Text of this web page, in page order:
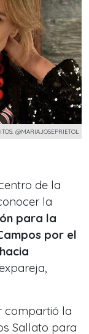
@MARIAJOSEPRIETOL
de la
la
para la
por el
compartió la
Sallato para